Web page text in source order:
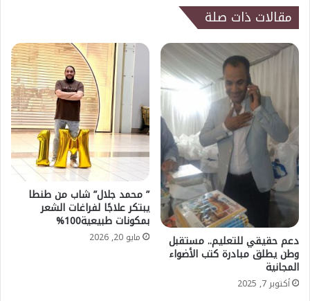
مقالات ذات صلة
دعم حقيقي للتعليم.. مستقبل
وطن يطلق مبادرة كتب الأضواء
المجانية
أكتوبر 7, 2025
” محمد جلال” شاب من طنطا
يبتكر علاجًا لفراغات الشعر
بمكونات طبيعية100%
مايو 20, 2026